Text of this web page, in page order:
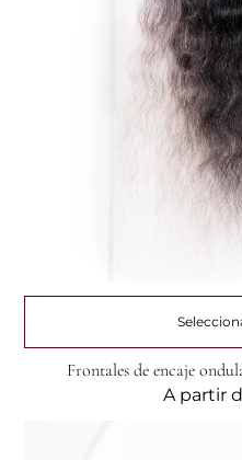
⁠Frontales de encaje
Precio
A partir